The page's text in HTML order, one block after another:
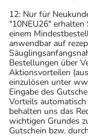
12: Nur für
"10NEU26"
einem
anwendbar auf
Bestellungen über
Aktionsvorteilen
einzulösen unter
Eingabe des
Vorteils
behalten uns das
wichtigen Grundes
Gutschein bzw.